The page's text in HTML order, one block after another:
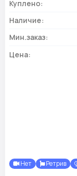
Куплено:
Наличие:
Мин.заказ:
Цена:
Нет Ретрив